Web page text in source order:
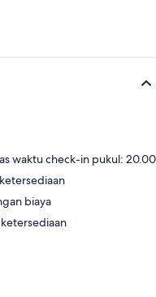
waktu check-in pukul: 20.00
biaya